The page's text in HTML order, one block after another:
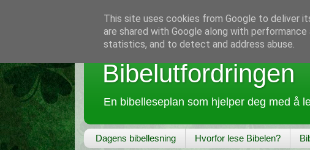
Bibelutfordringen
En bibelleseplan som hjelper deg med å
Dagens bibellesning Hvorfor lese Bibelen?
This site uses cookies from Google to deliver
are shared with Google along with
statistics, and to detect and address abuse.